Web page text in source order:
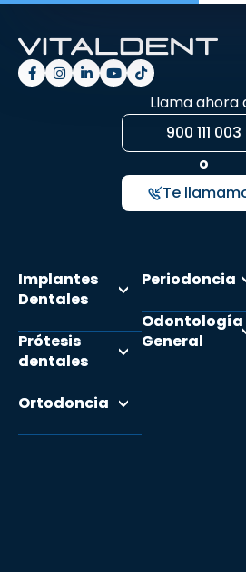
Llama ahora
900 111 003
o
Te
Implantes
Dentales
Prótesis
dentales
Ortodoncia
Periodoncia
Odontología
General